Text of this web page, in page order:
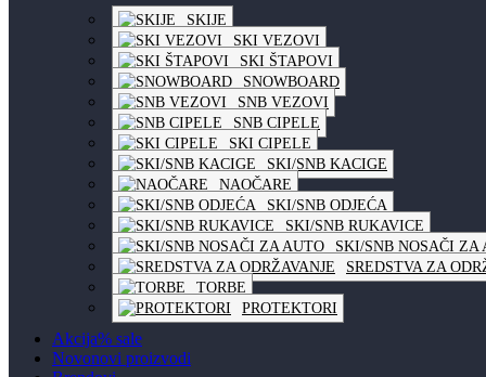
SKIJE
SKI VEZOVI
SKI ŠTAPOVI
SNOWBOARD
SNB VEZOVI
SNB CIPELE
SKI CIPELE
SKI/SNB KACIGE
NAOČARE
SKI/SNB ODJEĆA
SKI/SNB RUKAVICE
SKI/SNB NOSAČI ZA
SREDSTVA ZA
TORBE
PROTEKTORI
Akcija% sale
Novonovi proizvodi